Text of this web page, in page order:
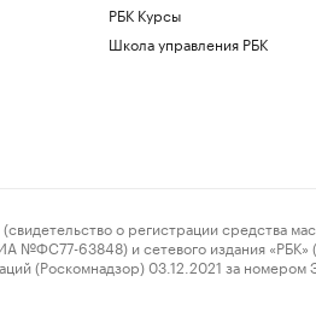
РБК Курсы
Школа управления РБК
о регистрации средства
63848) и сетевого издания «РБК»
(Роскомнадзор) 03.12.2021 за